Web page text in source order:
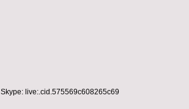
Skype: live:.cid.575569c608265c69